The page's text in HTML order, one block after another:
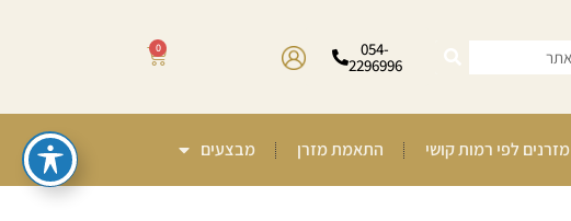
054-
2296996
0
מזרנים לפי רמות קושי התאמת מזרן מבצעים